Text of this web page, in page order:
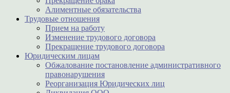
Алиментные обязательства
Трудовые отношения
Прием на работу
Изменение трудового договора
Прекращение трудового договора
Юридическим лицам
Обжалование постановление административного
правонарушения
Реорганизация Юридических лиц